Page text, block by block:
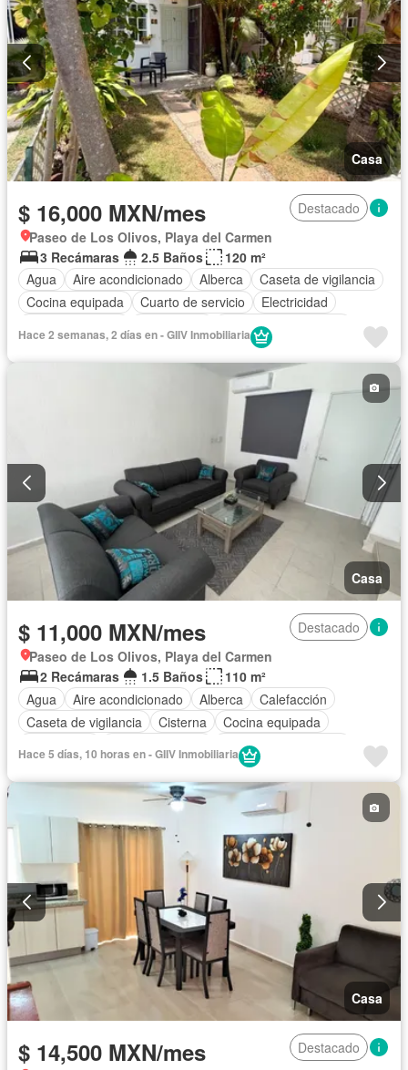
Casa
$ 16,000 MXN/mes
Destacado
Paseo de Los Olivos, Playa del Carmen
3 Recámaras
2.5 Baños
120 m²
Agua
Aire acondicionado Alberca
Caseta de vigilancia
Cocina equipada
Cuarto de servicio
Electricidad
Recámara con closet
Terraza
Solo familias
Hace 2 semanas, 2 días en - GIIV Inmobiliaria
Casa
$ 11,000 MXN/mes
Destacado
Paseo de Los Olivos, Playa del Carmen
2 Recámaras
1.5 Baños
110 m²
Agua
Aire acondicionado Alberca
Calefacción
Caseta de vigilancia
Cisterna
Cocina equipada
Recámara con closet
Permite niños
Solo familias
Completamente amueblado
Hace 5 días, 10 horas en - GIIV Inmobiliaria
Casa
$ 14,500 MXN/mes
Destacado